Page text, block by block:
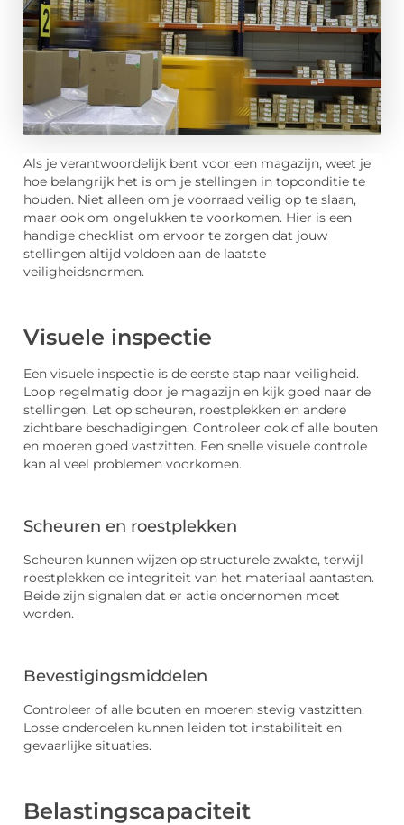
Als je verantwoordelijk bent voor een magazijn, weet je
hoe belangrijk het is om je stellingen in topconditie te
houden. Niet alleen om je voorraad veilig op te slaan,
maar ook om ongelukken te voorkomen. Hier is een
handige checklist om ervoor te zorgen dat jouw
stellingen altijd voldoen aan de laatste
veiligheidsnormen.
Visuele inspectie
Een visuele inspectie is de eerste stap naar veiligheid.
Loop regelmatig door je magazijn en kijk goed naar de
stellingen. Let op scheuren, roestplekken en andere
zichtbare beschadigingen. Controleer ook of alle bouten
en moeren goed vastzitten. Een snelle visuele controle
kan al veel problemen voorkomen.
Scheuren en roestplekken
Scheuren kunnen wijzen op structurele zwakte, terwijl
roestplekken de integriteit van het materiaal aantasten.
Beide zijn signalen dat er actie ondernomen moet
worden.
Bevestigingsmiddelen
Controleer of alle bouten en moeren stevig vastzitten.
Losse onderdelen kunnen leiden tot instabiliteit en
gevaarlijke situaties.
Belastingscapaciteit